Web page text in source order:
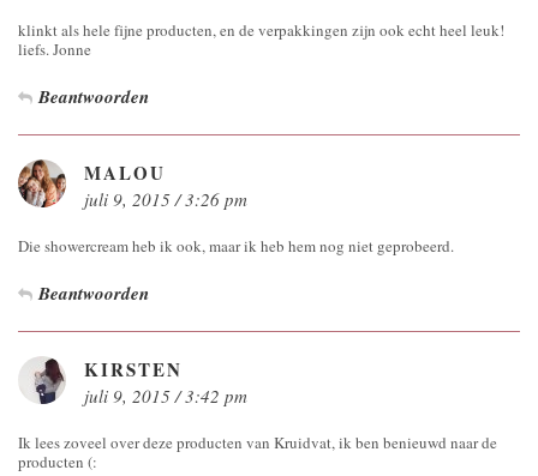
klinkt als hele fijne producten, en de verpakkingen zijn ook echt heel leuk!
liefs. Jonne
Beantwoorden
MALOU
juli 9, 2015 / 3:26 pm
Die showercream heb ik ook, maar ik heb hem nog niet geprobeerd.
Beantwoorden
KIRSTEN
juli 9, 2015 / 3:42 pm
Ik lees zoveel over deze producten van Kruidvat, ik ben benieuwd naar de
producten (: